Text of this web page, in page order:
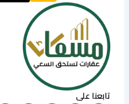
تابعنا على